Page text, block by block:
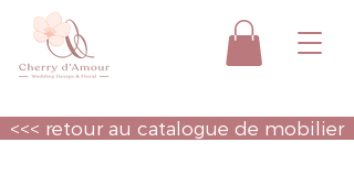
<<< retour au catalogue de mobilier